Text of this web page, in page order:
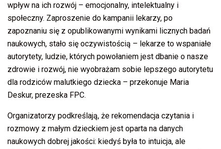
wpływ na ich rozwój – emocjonalny, intelektualny i
społeczny. Zaproszenie do kampanii lekarzy, po
zapoznaniu się z opublikowanymi wynikami licznych badań
naukowych, stało się oczywistością – lekarze to wspaniałe
autorytety, ludzie, których powołaniem jest dbanie o nasze
zdrowie i rozwój, nie wyobrażam sobie lepszego autorytetu
dla rodziców malutkiego dziecka – przekonuje Maria
Deskur, prezeska FPC.
Organizatorzy podkreślają, że rekomendacja czytania i
rozmowy z małym dzieckiem jest oparta na danych
naukowych dobrej jakości: kiedyś była to intuicja, ale